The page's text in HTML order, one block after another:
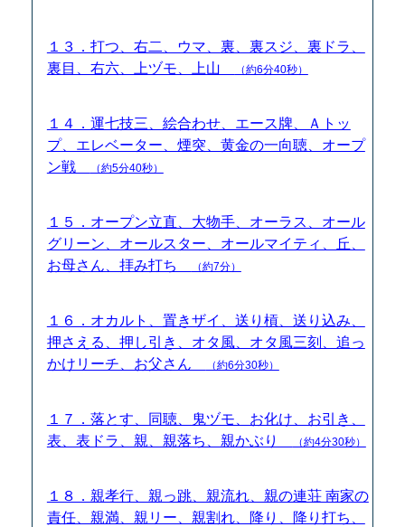
１３．打つ、右二、ウマ、裏、裏スジ、裏ドラ、
裏目、右六、上ヅモ、上山
（約6分40秒）
１４．運七技三、絵合わせ、エース牌、Ａトッ
プ、エレベーター、煙突、黄金の一向聴、オープ
ン戦
（約5分40秒）
１５．オープン立直、大物手、オーラス、オール
グリーン、オールスター、オールマイティ、丘、
お母さん、拝み打ち
（約7分）
１６．オカルト、置きザイ、送り槓、送り込み、
押さえる、押し引き、オタ風、オタ風三刻、追っ
かけリーチ、お父さん
（約6分30秒）
１７．落とす、同聴、鬼ヅモ、お化け、お引き、
表、表ドラ、親、親落ち、親かぶり
（約4分30秒）
１８．親孝行、親っ跳、親流れ、親の連荘 南家の
責任、親満、親リー、親割れ、降り、降り打ち、